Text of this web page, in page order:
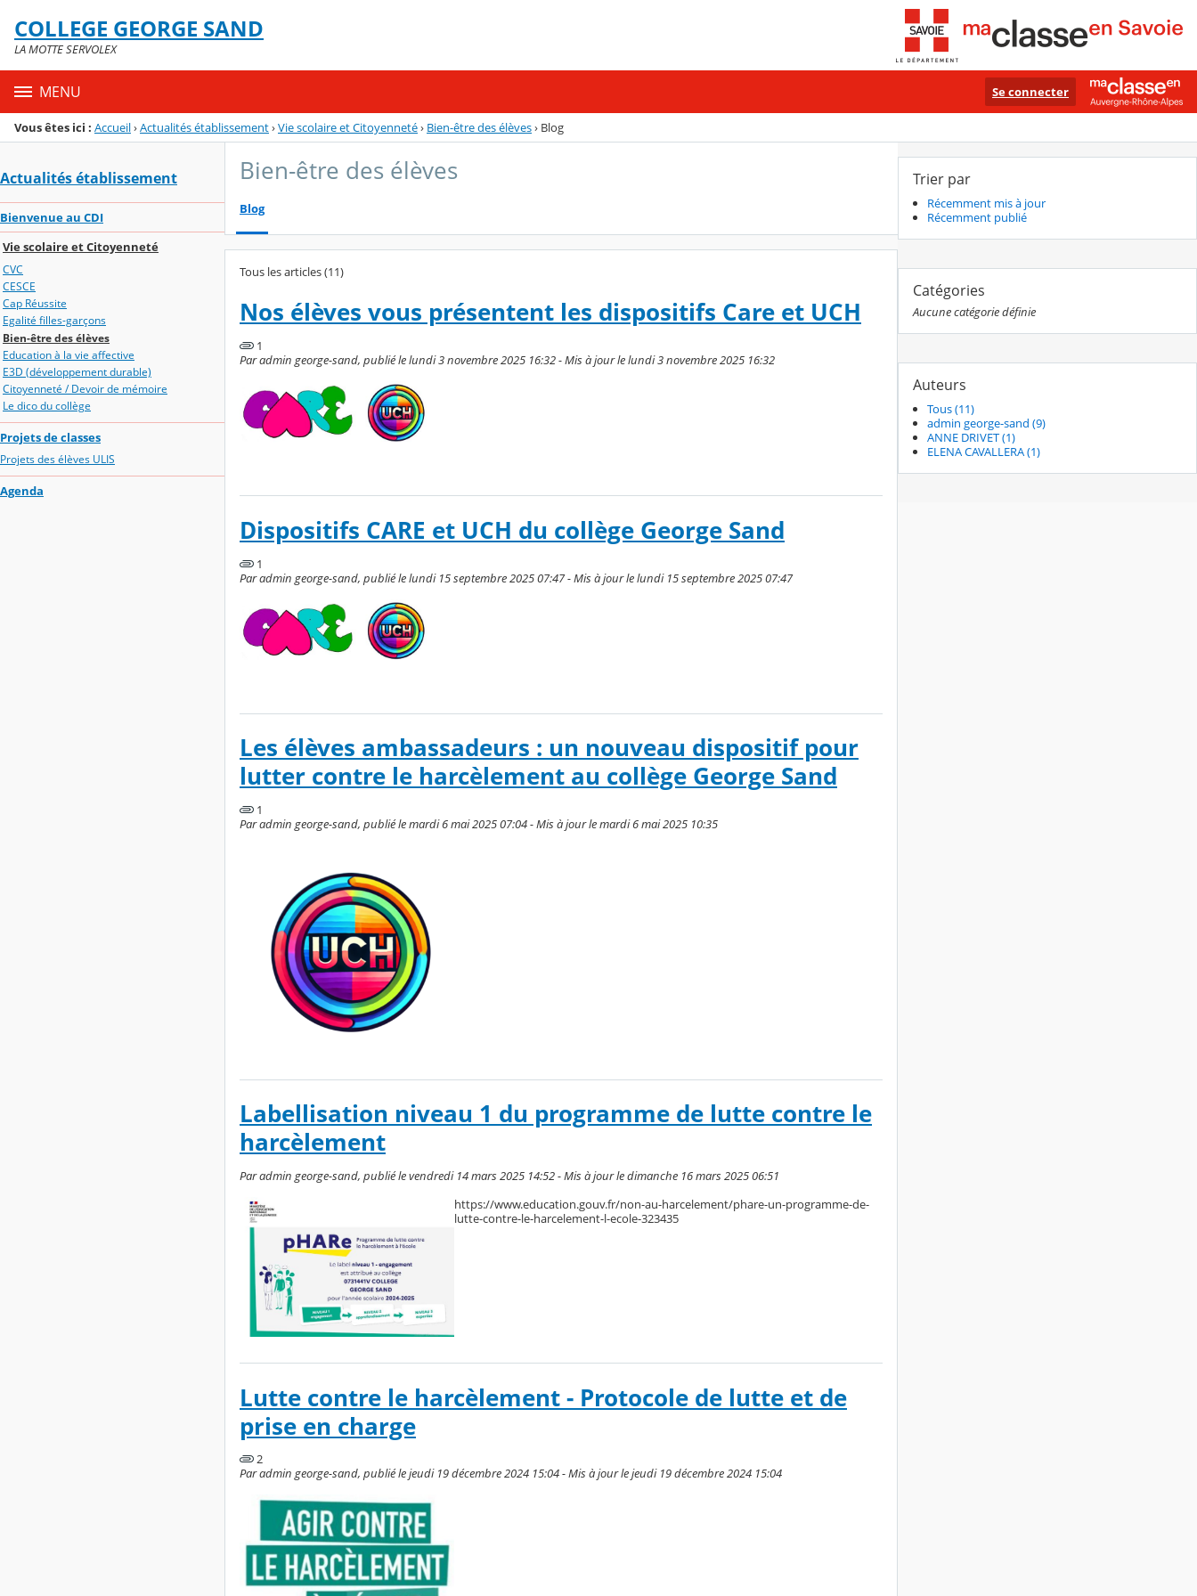
Menu de la rubrique
Contenu
COLLEGE GEORGE SAND
LA MOTTE SERVOLEX
MENU Se connecter
Vous êtes ici : Accueil›Actualités établissement›Vie scolaire et Citoyenneté› Bien-être des élèves› Blog
Actualités établissement
Bienvenue au CDI
Vie scolaire et Citoyenneté
CVC
CESCE
Cap Réussite
Egalité filles-garçons
Bien-être des élèves
Education à la vie affective
E3D (développement durable)
Citoyenneté / Devoir de mémoire
Le dico du collège
Projets de classes
Projets des élèves ULIS
Agenda
Bien-être des élèves
Blog
Tous les articles (11)
Nos élèves vous présentent les dispositifs Care et UCH
1
Par admin george-sand, publié le lundi 3 novembre 2025 16:32 - Mis à jour le lundi 3 novembre 2025 16:32
Dispositifs CARE et UCH du collège George Sand
1
Par admin george-sand, publié le lundi 15 septembre 2025 07:47 - Mis à jour le lundi 15 septembre 2025 07:47
Les élèves ambassadeurs : un nouveau dispositif pour
lutter contre le harcèlement au collège George Sand
1
Par admin george-sand, publié le mardi 6 mai 2025 07:04 - Mis à jour le mardi 6 mai 2025 10:35
Labellisation niveau 1 du programme de lutte contre le
harcèlement
Par admin george-sand, publié le vendredi 14 mars 2025 14:52 - Mis à jour le dimanche 16 mars 2025 06:51
https://www.education.gouv.fr/non-au-harcelement/phare-un-programme-de-
lutte-contre-le-harcelement-l-ecole-323435
Lutte contre le harcèlement - Protocole de lutte et de
prise en charge
2
Par admin george-sand, publié le jeudi 19 décembre 2024 15:04 - Mis à jour le jeudi 19 décembre 2024 15:04
Trier par
Récemment mis à jour
Récemment publié
Catégories
Aucune catégorie définie
Auteurs
Tous (11)
admin george-sand (9)
ANNE DRIVET (1)
ELENA CAVALLERA (1)